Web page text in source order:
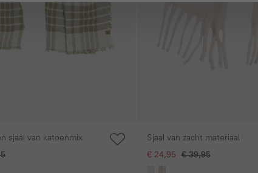
sjaal van katoenmix Sjaal van zacht materiaal
€ 24,95 € 39,95